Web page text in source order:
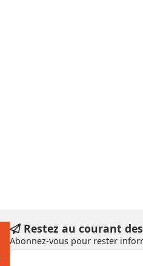
Restez au courant
Abonnez-vous pour rester